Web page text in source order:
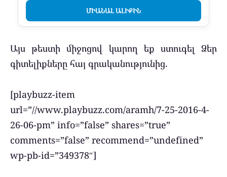
ՄԻԱՆԱԼ ԱԼԻՔԻՆ
Այս թեստի միջոցով կարող եք ստուգել Ձեր
գիտելիքները հայ գրականությունից.
[playbuzz-item
url=”//www.playbuzz.com/aramh/7-25-2016-4-
26-06-pm” info=”false” shares=”true”
comments=”false” recommend=”undefined”
wp-pb-id=”349378″]